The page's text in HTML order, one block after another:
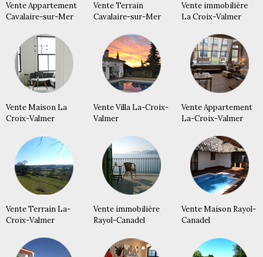
Vente Appartement
Cavalaire-sur-Mer
Vente Terrain
Cavalaire-sur-Mer
Vente immobilière
La Croix-Valmer
Vente Maison La
Croix-Valmer
Vente Villa La-Croix-
Valmer
Vente Appartement
La-Croix-Valmer
Vente Terrain La-
Croix-Valmer
Vente immobilière
Rayol-Canadel
Vente Maison Rayol-
Canadel